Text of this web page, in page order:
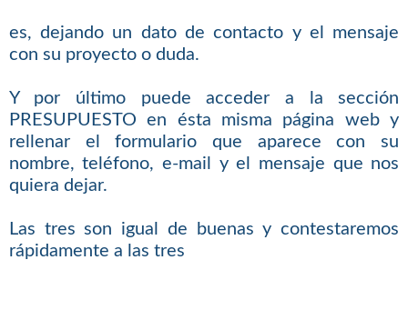
es, dejando un dato de contacto y el mensaje
con su proyecto o duda.
Y por último puede acceder a la sección
PRESUPUESTO en ésta misma página web y
rellenar el formulario que aparece con su
nombre, teléfono, e-mail y el mensaje que nos
quiera dejar.
Las tres son igual de buenas y contestaremos
rápidamente a las tres